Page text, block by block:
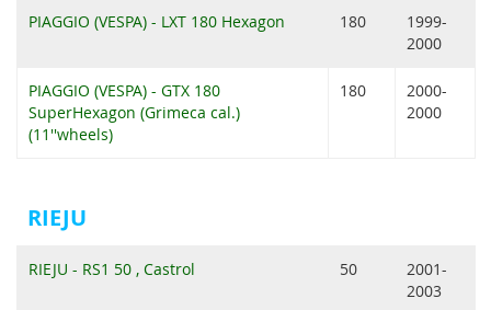
PIAGGIO (VESPA) - LXT 180 Hexagon 180
1999-
2000
PIAGGIO (VESPA) - GTX 180
SuperHexagon (Grimeca cal.)
(11''wheels)
180
2000-
2000
RIEJU
RIEJU - RS1 50 , Castrol 50
2001-
2003